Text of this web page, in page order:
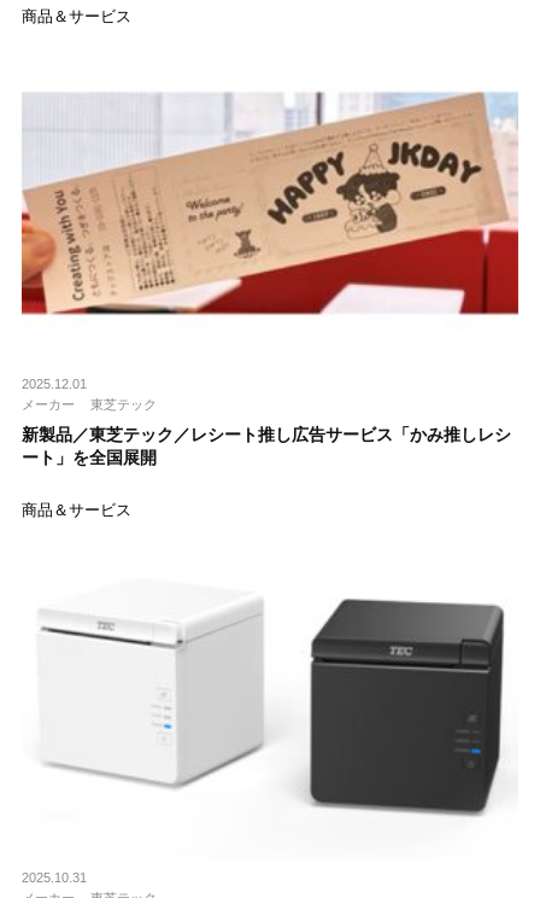
商品＆サービス
2025.12.01
メーカー
東芝テック
新製品／東芝テック／レシート推し広告サービス「かみ推しレシ
ート」を全国展開
商品＆サービス
2025.10.31